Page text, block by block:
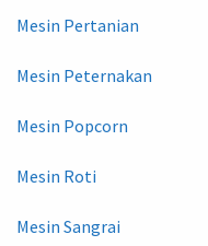
Mesin Pertanian
Mesin Peternakan
Mesin Popcorn
Mesin Roti
Mesin Sangrai